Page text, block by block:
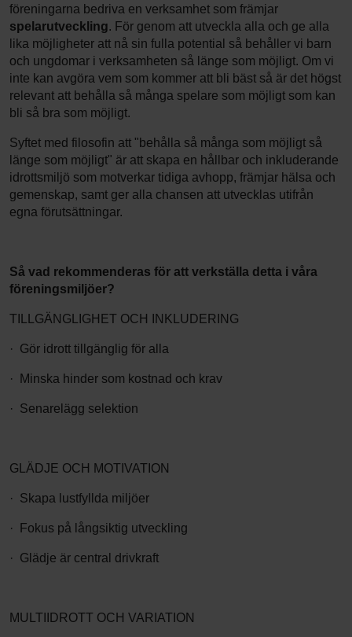
föreningarna bedriva en verksamhet som främjar
spelarutveckling. För genom att utveckla alla och ge alla
lika möjligheter att nå sin fulla potential så behåller vi barn
och ungdomar i verksamheten så länge som möjligt. Om vi
inte kan avgöra vem som kommer att bli bäst så är det högst
relevant att behålla så många spelare som möjligt som kan
bli så bra som möjligt.
Syftet med filosofin att "behålla så många som möjligt så
länge som möjligt" är att skapa en hållbar och inkluderande
idrottsmiljö som motverkar tidiga avhopp, främjar hälsa och
gemenskap, samt ger alla chansen att utvecklas utifrån
egna förutsättningar.
Så vad rekommenderas för att verkställa detta i våra
föreningsmiljöer?
TILLGÄNGLIGHET OCH INKLUDERING
· Gör idrott tillgänglig för alla
· Minska hinder som kostnad och krav
· Senarelägg selektion
GLÄDJE OCH MOTIVATION
· Skapa lustfyllda miljöer
· Fokus på långsiktig utveckling
· Glädje är central drivkraft
MULTIIDROTT OCH VARIATION